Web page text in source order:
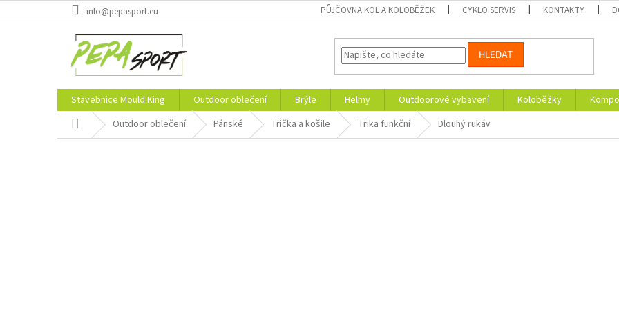
na
info@pepasport.eu PŮJČOVNA KOL A KOLOBĚŽEK CYKLO SERVIS KONTAKTY
HLEDAT
Stavebnice Mould King Outdoor oblečení Brýle Helmy Outdoorové vybavení Koloběžky
Domů Outdoor oblečení Pánské Trička a košile Trika funkční Dlouhý rukáv